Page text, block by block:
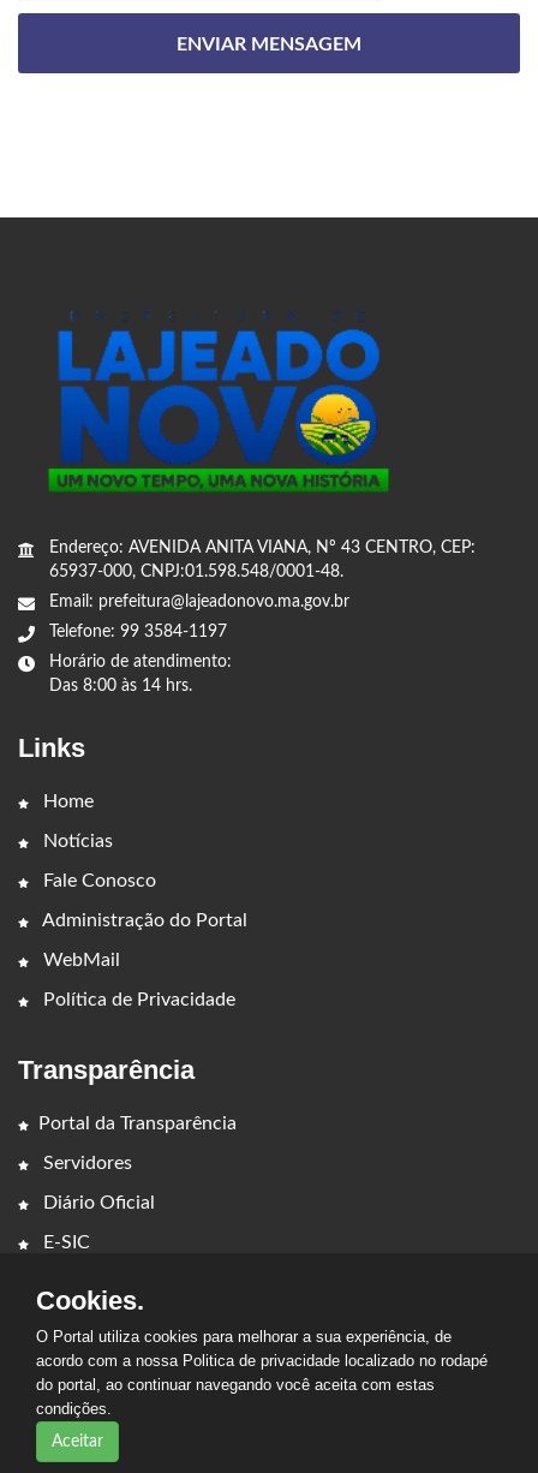
Endereço: AVENIDA ANITA VIANA, Nº 43 CENTRO, CEP:
65937-000, CNPJ:01.598.548/0001-48.
Email: prefeitura@lajeadonovo.ma.gov.br
Telefone: 99 3584-1197
Horário de atendimento:
Das 8:00 às 14 hrs.
Links
Home
Notícias
Fale Conosco
Administração do Portal
WebMail
Política de Privacidade
Transparência
Portal da Transparência
Servidores
Diário Oficial
E-SIC
Cookies.
O Portal utiliza cookies para melhorar a sua experiência, de
acordo com a nossa Politica de privacidade localizado no rodapé
do portal, ao continuar navegando você aceita com estas
condições.
Aceitar
2026 - PREFEITURA MUNICIPAL DE LAJEADO NOVO. Todos os
direitos reservados.